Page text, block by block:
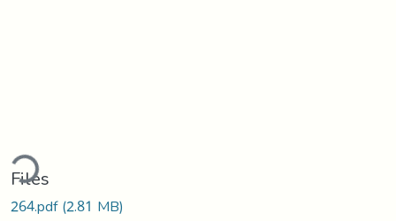
Files
264.pdf(2.81 MB)